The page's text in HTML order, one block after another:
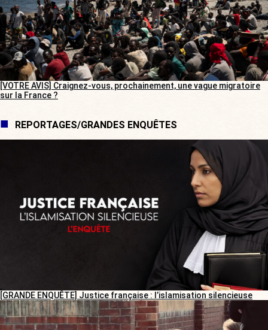
[VOTRE AVIS] Craignez-vous, prochainement, une vague migratoire
sur la France ?
REPORTAGES/GRANDES ENQUÊTES
[GRANDE ENQUÊTE] Justice française : l’islamisation silencieuse